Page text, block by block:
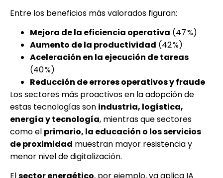
Entre los beneficios más valorados figuran:
Mejora de la eficiencia operativa (47 %)
Aumento de la productividad (42 %)
Aceleración en la ejecución de tareas
(40 %)
Reducción de errores operativos y fraude
Los sectores más proactivos en la adopción de
estas tecnologías son industria, logística,
energía y tecnología, mientras que sectores
como el primario, la educación o los servicios
de proximidad muestran mayor resistencia y
menor nivel de digitalización.